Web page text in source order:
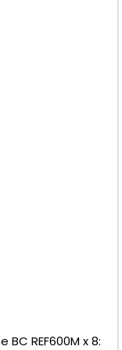
REF600M x 8: